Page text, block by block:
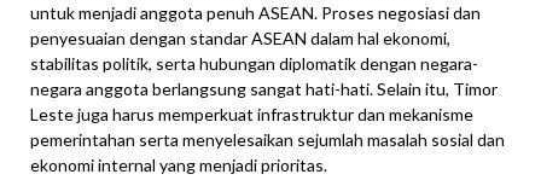
untuk menjadi anggota penuh ASEAN. Proses negosiasi dan
penyesuaian dengan standar ASEAN dalam hal ekonomi,
stabilitas politik, serta hubungan diplomatik dengan negara-
negara anggota berlangsung sangat hati-hati. Selain itu, Timor
Leste juga harus memperkuat infrastruktur dan mekanisme
pemerintahan serta menyelesaikan sejumlah masalah sosial dan
ekonomi internal yang menjadi prioritas.